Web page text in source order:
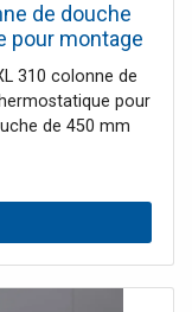
de douche
pour montage
310 colonne de
pour
de 450 mm
thermostatique
permet le
310
angel de
l/min - Grohe